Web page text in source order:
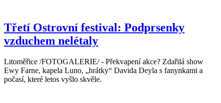
Třetí Ostrovní festival: Podprsenky
vzduchem nelétaly
Litoměřice /FOTOGALERIE/ - Překvapení akce? Zdařilá show
Ewy Farne, kapela Luno, „hrátky“ Davida Deyla s fanynkami a
počasí, které letos vyšlo skvěle.